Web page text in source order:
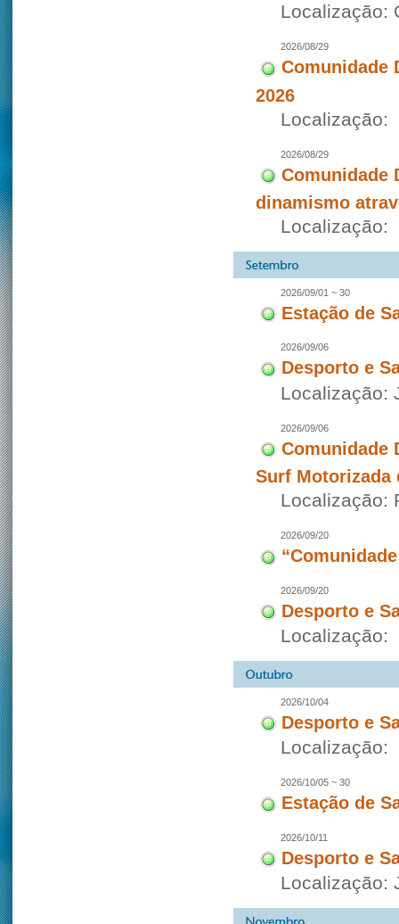
Localização:
2026/08/29
Comunidade
2026
Localização:
2026/08/29
Comunidade
dinamismo
Localização:
2026/09/01 ~ 30
Estação de
2026/09/06
Desporto e
Localização:
2026/09/06
Comunidade
Surf Motorizada
Localização:
2026/09/20
2026/09/20
Desporto e
Localização:
2026/10/04
Desporto e
Localização:
2026/10/05 ~ 30
Estação de
2026/10/11
Desporto e
Localização: